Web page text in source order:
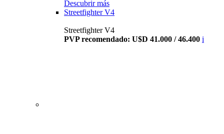
Descubrir más
Streetfighter V4
Streetfighter V4
PVP recomendado: U$D 41.000 / 46.400 i